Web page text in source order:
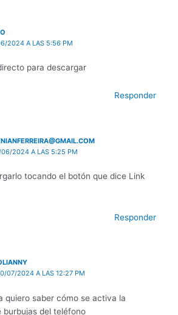
2024 A LAS 5:56 PM
para descargar
Responder
2024 A LAS 5:25 PM
tocando el botón que dice Link
Responder
07/2024 A LAS 12:27 PM
quiero saber cómo se activa la
burbujas del teléfono